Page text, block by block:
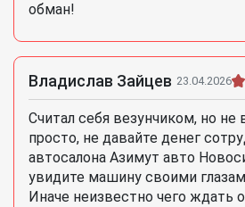
обман!
Владислав Зайцев 23.04.2026
Считал себя везунчиком, но не
просто, не давайте денег
автосалона Азимут авто
увидите машину своими
Иначе неизвестно чего ждать